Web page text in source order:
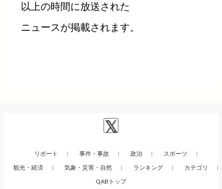
以上の時間に放送された
ニュースが掲載されます。
リポート 事件・事故 政治
スポーツ
観光・経済
気象・災害・自然 ランキング
カテゴリ
QABトップ